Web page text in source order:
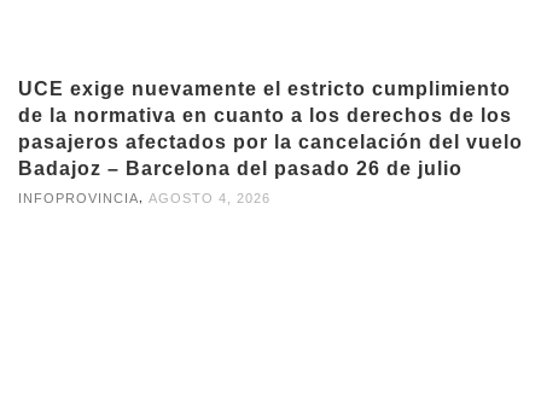
UCE exige nuevamente el estricto cumplimiento
de la normativa en cuanto a los derechos de los
pasajeros afectados por la cancelación del vuelo
Badajoz – Barcelona del pasado 26 de julio
INFOPROVINCIA AGOSTO 4, 2026